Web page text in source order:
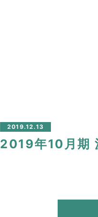
2019.12.13
2019年10月期